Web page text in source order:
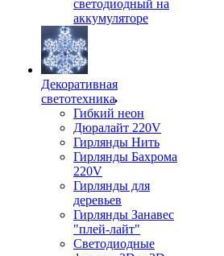
светодиодный на
аккумуляторе
Декоративная
светотехника
Гибкий неон
Дюралайт 220V
Гирлянды Нить
Гирлянды Бахрома
220V
Гирлянды для
деревьев
Гирлянды Занавес
"плей-лайт"
Светодиодные